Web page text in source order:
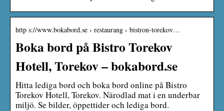
http s://www.bokabord.se › restaurang › bistron-torekov…
Boka bord på Bistro Torekov
Hotell, Torekov – bokabord.se
Hitta lediga bord och boka bord online på Bistro
Torekov Hotell, Torekov. Närodlad mat i en underbar
miljö. Se bilder, öppettider och lediga bord.